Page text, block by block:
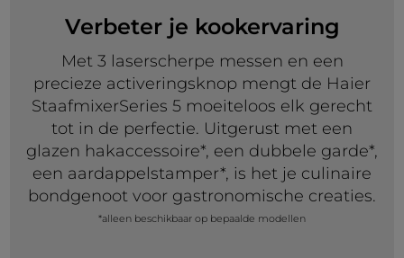
Verbeter je kookervaring
Met 3 laserscherpe messen en een
precieze activeringsknop mengt de Haier
StaafmixerSeries 5 moeiteloos elk gerecht
tot in de perfectie. Uitgerust met een
glazen hakaccessoire*, een dubbele garde*,
een aardappelstamper*, is het je culinaire
bondgenoot voor gastronomische creaties.
*alleen beschikbaar op bepaalde modellen